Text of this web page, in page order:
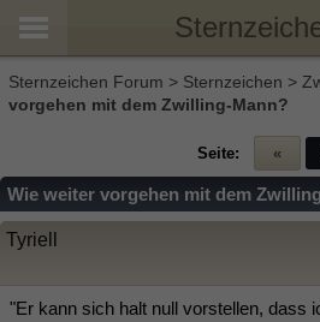
Sternzeichen Forum > Sternzeichen >
vorgehen mit dem Zwilling-Mann?
Seite: «
Wie weiter vorgehen mit dem
Tyriell
"Er kann sich halt null vorstellen, dass